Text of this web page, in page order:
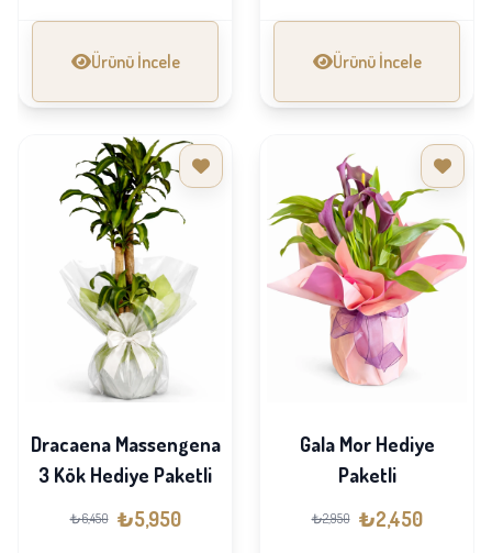
Ürünü İncele Ürünü İncele
Dracaena Massengena
3 Kök Hediye Paketli
₺6,450 ₺5,950
Gala Mor Hediye
Paketli
₺2,950 ₺2,450